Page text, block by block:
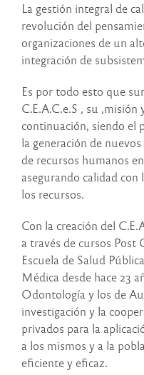
La gestión integral de
revolución del
organizaciones de un
integración de
Es por todo esto que
C.E.A.C.e.S , su ,misión
continuación, siendo el
la generación de
de recursos humanos
asegurando calidad
los recursos.
Con la creación del
a través de cursos Post
Escuela de Salud
Médica desde hace 23
Odontología y los de
investigación y la
privados para la
a los mismos y a la
eficiente y eficaz.